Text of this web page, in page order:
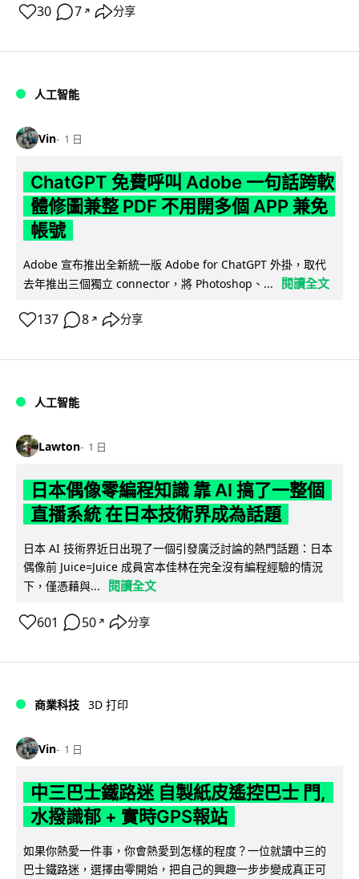
30 7 ↗ 分享
人工智能
Vin 1 日
ChatGPT 免費呼叫 Adobe 一句話跨軟
體修圖兼整 PDF 不用開多個 APP 兼免
帳號
Adobe 宣布推出全新統一版 Adobe for ChatGPT 外掛，取代
去年推出三個獨立 connector，將 Photoshop、...
閱讀全文
137 8 ↗ 分享
人工智能
Lawton 1 日
日本偶像零編程知識 靠 AI 搞了一整個
直播系統 在日本技術界成為話題
日本 AI 技術界近日出現了一個引發廣泛討論的熱門話題：日本
偶像前 Juice=Juice 成員宮本佳林在完全沒有編程經驗的情況
下，僅憑藉與...
閱讀全文
601 50 ↗ 分享
商業科技 3D 打印
Vin 1 日
中三巴士鐵路迷 自製紙皮遙控巴士 門,
水撥識郁 + 實時GPS報站
如果你熱愛一件事，你會熱愛到怎樣的程度？一位就讀中三的
巴士鐵路迷，選擇由零開始，把自己的興趣一步步變成真正可